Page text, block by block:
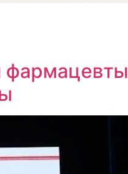
фармацевты